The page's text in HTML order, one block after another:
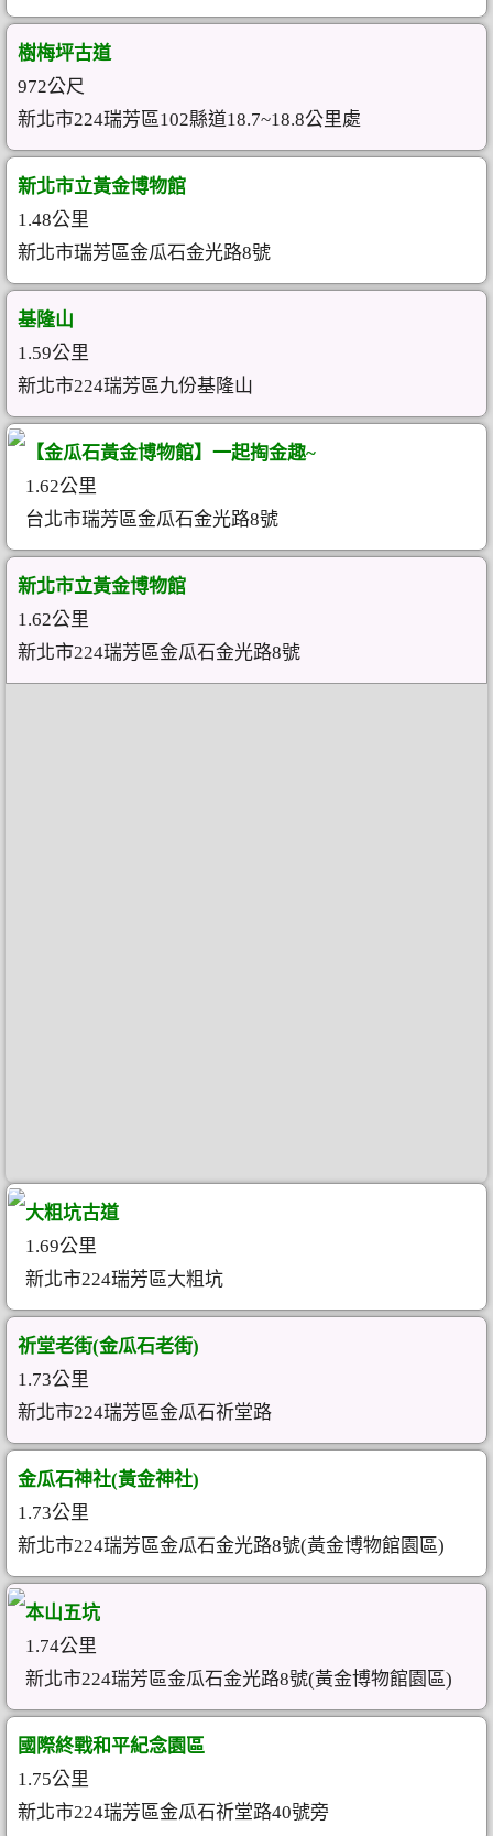
樹梅坪古道
972公尺
新北市224瑞芳區102縣道18.7~18.8公里處
新北市立黃金博物館
1.48公里
新北市瑞芳區金瓜石金光路8號
基隆山
1.59公里
新北市224瑞芳區九份基隆山
【金瓜石黃金博物館】一起掏金趣~
1.62公里
台北市瑞芳區金瓜石金光路8號
新北市立黃金博物館
1.62公里
新北市224瑞芳區金瓜石金光路8號
大粗坑古道
1.69公里
新北市224瑞芳區大粗坑
祈堂老街(金瓜石老街)
1.73公里
新北市224瑞芳區金瓜石祈堂路
金瓜石神社(黃金神社)
1.73公里
新北市224瑞芳區金瓜石金光路8號(黃金博物館園區)
本山五坑
1.74公里
新北市224瑞芳區金瓜石金光路8號(黃金博物館園區)
國際終戰和平紀念園區
1.75公里
新北市224瑞芳區金瓜石祈堂路40號旁